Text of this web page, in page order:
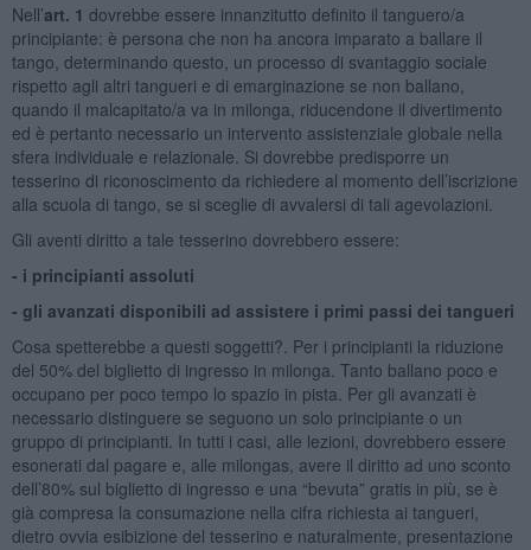
Nell’art. 1 dovrebbe essere innanzitutto definito il tanguero/a
principiante: è persona che non ha ancora imparato a ballare il
tango, determinando questo, un processo di svantaggio sociale
rispetto agli altri tangueri e di emarginazione se non ballano,
quando il malcapitato/a va in milonga, riducendone il divertimento
ed è pertanto necessario un intervento assistenziale globale nella
sfera individuale e relazionale. Si dovrebbe predisporre un
tesserino di riconoscimento da richiedere al momento dell’iscrizione
alla scuola di tango, se si sceglie di avvalersi di tali agevolazioni.
Gli aventi diritto a tale tesserino dovrebbero essere:
- i principianti assoluti
- gli avanzati disponibili ad assistere i primi passi dei tangueri
Cosa spetterebbe a questi soggetti?. Per i principianti la riduzione
del 50% del biglietto di ingresso in milonga. Tanto ballano poco e
occupano per poco tempo lo spazio in pista. Per gli avanzati è
necessario distinguere se seguono un solo principiante o un
gruppo di principianti. In tutti i casi, alle lezioni, dovrebbero essere
esonerati dal pagare e, alle milongas, avere il diritto ad uno sconto
dell’80% sul biglietto di ingresso e una “bevuta” gratis in più, se è
già compresa la consumazione nella cifra richiesta ai tangueri,
dietro ovvia esibizione del tesserino e naturalmente, presentazione